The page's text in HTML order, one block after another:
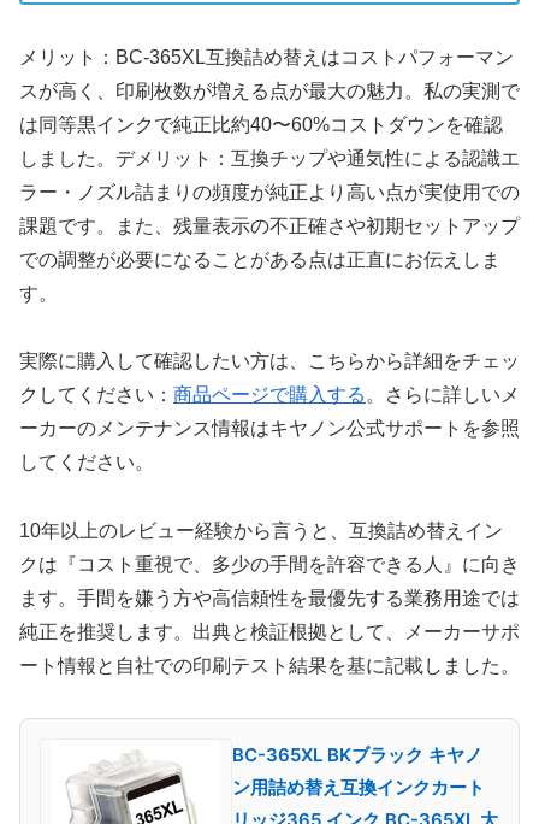
メリット：BC-365XL互換詰め替えはコストパフォーマン
スが高く、印刷枚数が増える点が最大の魅力。私の実測で
は同等黒インクで純正比約40〜60%コストダウンを確認
しました。デメリット：互換チップや通気性による認識エ
ラー・ノズル詰まりの頻度が純正より高い点が実使用での
課題です。また、残量表示の不正確さや初期セットアップ
での調整が必要になることがある点は正直にお伝えしま
す。
実際に購入して確認したい方は、こちらから詳細をチェッ
クしてください： 商品ページで購入する 。さらに詳しいメ
ーカーのメンテナンス情報はキヤノン公式サポートを参照
してください。
10年以上のレビュー経験から言うと、互換詰め替えイン
クは『コスト重視で、多少の手間を許容できる人』に向き
ます。手間を嫌う方や高信頼性を最優先する業務用途では
純正を推奨します。出典と検証根拠として、メーカーサポ
ート情報と自社での印刷テスト結果を基に記載しました。
BC-365XL BKブラック キヤノ
ン用詰め替え互換インクカート